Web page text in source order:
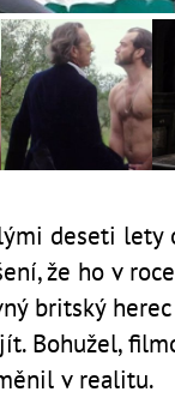
deseti
že ho v
britský
Bohužel,
v realitu.